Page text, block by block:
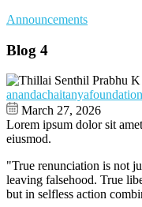
Announcements
Blog 4
anandachaitanyafoundation
March 27, 2026
Lorem ipsum dolor sit
eiusmod.
"True renunciation is not
leaving falsehood. True
but in selfless action